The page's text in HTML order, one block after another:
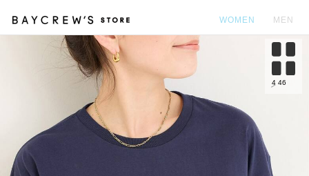
WOMEN MEN
4 46